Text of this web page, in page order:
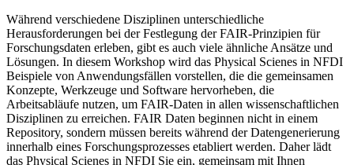
Während verschiedene Disziplinen unterschiedliche
Herausforderungen bei der Festlegung der FAIR-Prinzipien für
Forschungsdaten erleben, gibt es auch viele ähnliche Ansätze und
Lösungen. In diesem Workshop wird das Physical Scienes in NFDI
Beispiele von Anwendungsfällen vorstellen, die die gemeinsamen
Konzepte, Werkzeuge und Software hervorheben, die
Arbeitsabläufe nutzen, um FAIR-Daten in allen wissenschaftlichen
Disziplinen zu erreichen. FAIR Daten beginnen nicht in einem
Repository, sondern müssen bereits während der Datengenerierung
innerhalb eines Forschungsprozesses etabliert werden. Daher lädt
das Physical Scienes in NFDI Sie ein, gemeinsam mit Ihnen